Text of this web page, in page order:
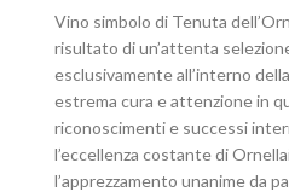
Vino simbolo di Tenuta
risultato di un’attenta
esclusivamente all’interno
estrema cura e attenzione in
riconoscimenti e successi
l’eccellenza costante di
l’apprezzamento unanime da